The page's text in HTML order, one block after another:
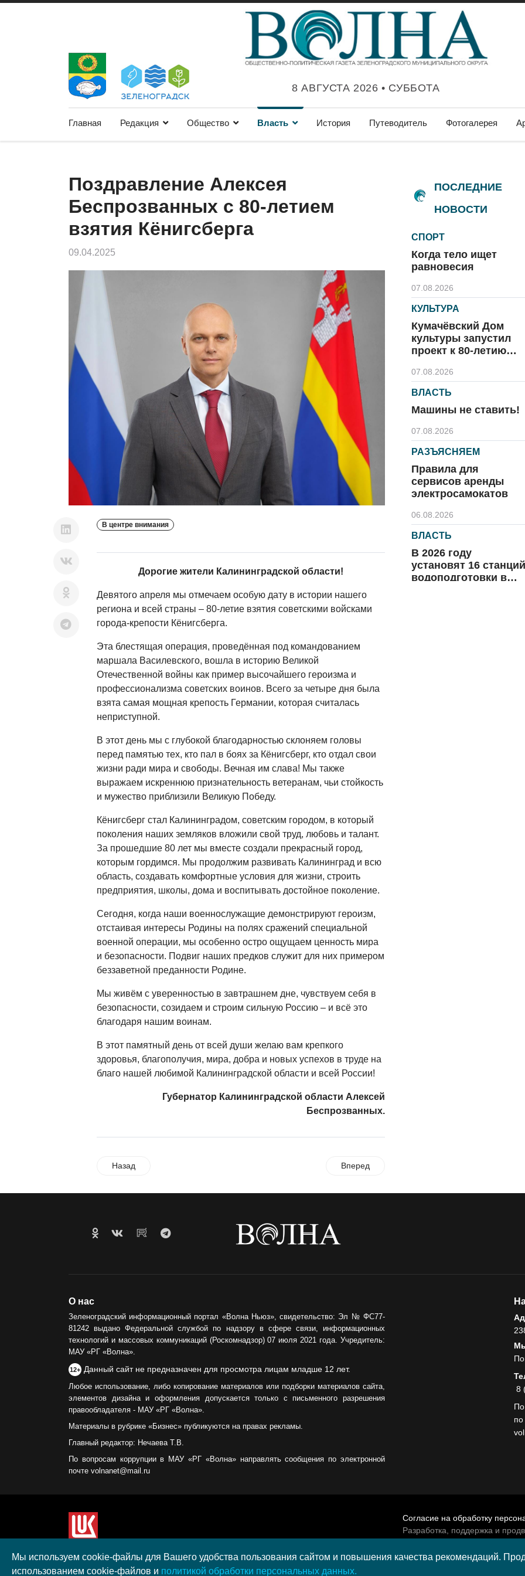
8 АВГУСТА 2026 • СУББОТА
Главная Редакция Общество Власть История Путеводитель Фотогалерея
Поздравление Алексея
Беспрозванных с 80-летием
взятия Кёнигсберга
09.04.2025
В центре внимания
Дорогие жители Калининградской области!
Девятого апреля мы отмечаем особую дату в истории нашего
региона и всей страны – 80-летие взятия советскими войсками
города-крепости Кёнигсберга.
Эта блестящая операция, проведённая под командованием
маршала Василевского, вошла в историю Великой
Отечественной войны как пример высочайшего героизма и
профессионализма советских воинов. Всего за четыре дня была
взята самая мощная крепость Германии, которая считалась
неприступной.
В этот день мы с глубокой благодарностью склоняем головы
перед памятью тех, кто пал в боях за Кёнигсберг, кто отдал свои
жизни ради мира и свободы. Вечная им слава! Мы также
выражаем искреннюю признательность ветеранам, чьи стойкость
и мужество приблизили Великую Победу.
Кёнигсберг стал Калининградом, советским городом, в который
поколения наших земляков вложили свой труд, любовь и талант.
За прошедшие 80 лет мы вместе создали прекрасный город,
которым гордимся. Мы продолжим развивать Калининград и всю
область, создавать комфортные условия для жизни, строить
предприятия, школы, дома и воспитывать достойное поколение.
Сегодня, когда наши военнослужащие демонстрируют героизм,
отстаивая интересы Родины на полях сражений специальной
военной операции, мы особенно остро ощущаем ценность мира
и безопасности. Подвиг наших предков служит для них примером
беззаветной преданности Родине.
Мы живём с уверенностью в завтрашнем дне, чувствуем себя в
безопасности, созидаем и строим сильную Россию – и всё это
благодаря нашим воинам.
В этот памятный день от всей души желаю вам крепкого
здоровья, благополучия, мира, добра и новых успехов в труде на
благо нашей любимой Калининградской области и всей России!
Губернатор Калининградской области Алексей
Беспрозванных.
Назад Вперед
ПОСЛЕДНИЕ
НОВОСТИ
СПОРТ
Когда тело ищет
равновесия
07.08.2026
КУЛЬТУРА
Кумачёвский Дом
культуры запустил
проект к 80-летию
07.08.2026
ВЛАСТЬ
Машины не ставить!
07.08.2026
РАЗЪЯСНЯЕМ
Правила для
сервисов аренды
электросамокатов
06.08.2026
ВЛАСТЬ
В 2026 году
установят 16 станций
водоподготовки в
О нас
Зеленоградский информационный портал «Волна Ньюз», свидетельство: Эл № ФС77-
81242 выдано Федеральной службой по надзору в сфере связи, информационных
технологий и массовых коммуникаций (Роскомнадзор) 07 июля 2021 года. Учредитель:
МАУ «РГ «Волна».
12+ Данный сайт не предназначен для просмотра лицам младше 12 лет.
Любое использование, либо копирование материалов или подборки материалов сайта,
элементов дизайна и оформления допускается только с письменного разрешения
правообладателя - МАУ «РГ «Волна».
Материалы в рубрике «Бизнес» публикуются на правах рекламы.
Главный редактор: Нечаева Т.В.
По вопросам коррупции в МАУ «РГ «Волна» направлять сообщения по электронной
почте volnanet@mail.ru
8
Сайт создан при поддержке ООО "ЛУКОЙЛ-КМН" на средства гранта,
полученного в рамках XIII Конкурса социальных и культурных проектов ПАО
Согласие на обработку
Разработка, поддержка и
Мы используем cookie-файлы для Вашего удобства пользования сайтом и повышения качества рекомендаций.
использованием cookie-файлов и политикой обработки персональных данных.